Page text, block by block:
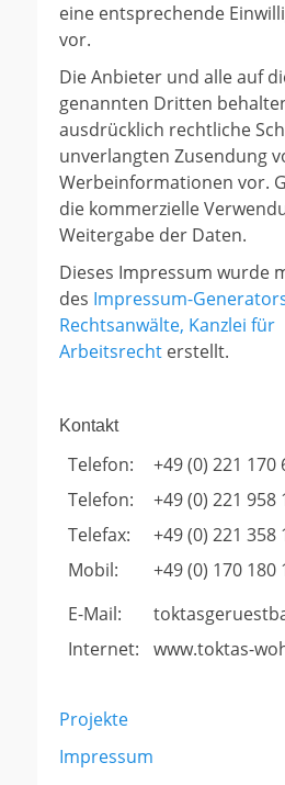
eine entsprechende
vor.
Die Anbieter und alle auf
genannten Dritten
ausdrücklich rechtliche
unverlangten Zusendung
Werbeinformationen vor.
die kommerzielle
Weitergabe der Daten.
Dieses Impressum wurde
des Impressum-
Rechtsanwälte, Kanzlei für
Arbeitsrecht erstellt.
Kontakt
Telefon:
+49 (0) 221 170
Telefon:
+49 (0) 221 958
Telefax:
+49 (0) 221 358
Mobil:
+49 (0) 170 180
E-Mail:
Internet:
www.toktas-
Projekte
Impressum